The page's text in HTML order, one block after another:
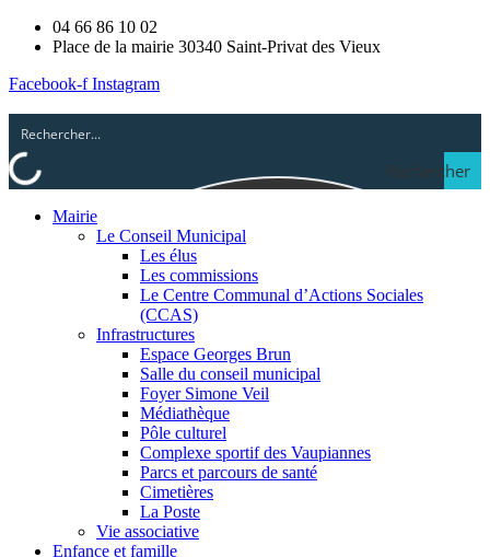
04 66 86 10 02
Place de la mairie 30340 Saint-Privat des Vieux
Facebook-f Instagram
Rechercher
Mairie
Le Conseil Municipal
Les élus
Les commissions
Le Centre Communal d’Actions Sociales
(CCAS)
Infrastructures
Espace Georges Brun
Salle du conseil municipal
Foyer Simone Veil
Médiathèque
Pôle culturel
Complexe sportif des Vaupiannes
Parcs et parcours de santé
Cimetières
La Poste
Vie associative
Enfance et famille